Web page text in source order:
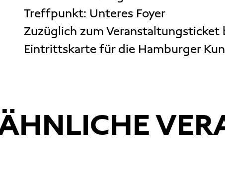
Treffpunkt: Unteres Foyer
Zuzüglich zum
Eintrittskarte für die Hamburger